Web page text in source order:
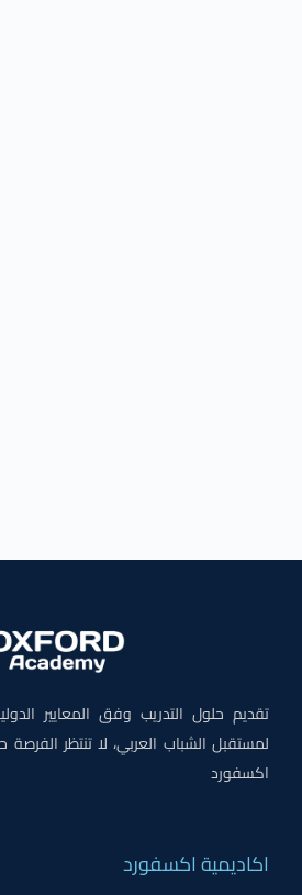
تقديم حلول التدريب وفق المعايير
لمستقبل الشباب العربي، لا تنتظر الفرصة
اكسفورد
اكاديمية اكسفورد